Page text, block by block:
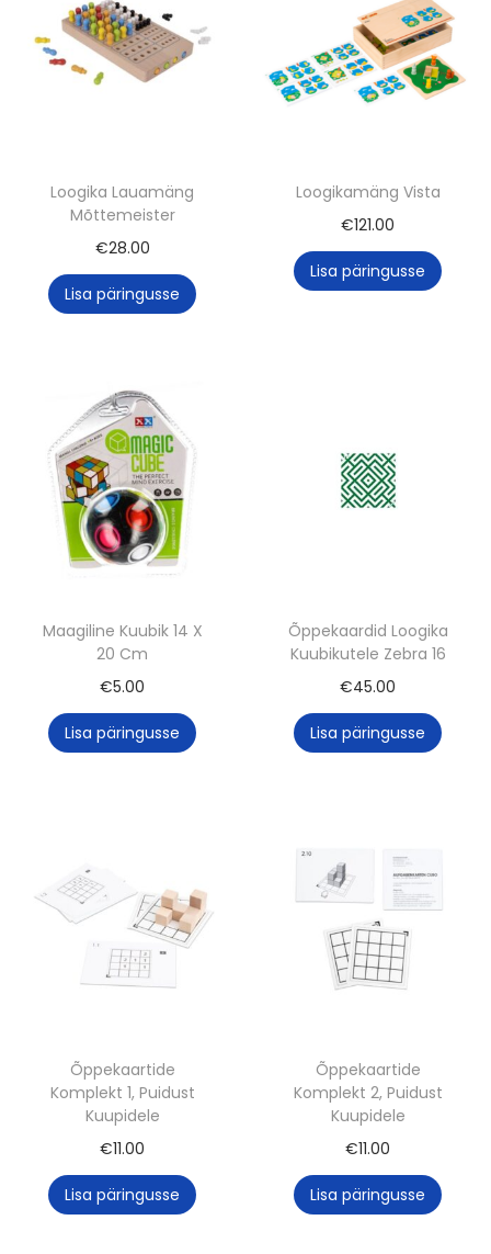
Loogika Lauamäng
Mõttemeister
€28.00
Lisa päringusse
Loogikamäng Vista
€121.00
Lisa päringusse
Maagiline Kuubik 14 X
20 Cm
€5.00
Lisa päringusse
Õppekaardid Loogika
Kuubikutele Zebra 16
€45.00
Lisa päringusse
Õppekaartide
Komplekt 1, Puidust
Kuupidele
€11.00
Lisa päringusse
Õppekaartide
Komplekt 2, Puidust
Kuupidele
€11.00
Lisa päringusse